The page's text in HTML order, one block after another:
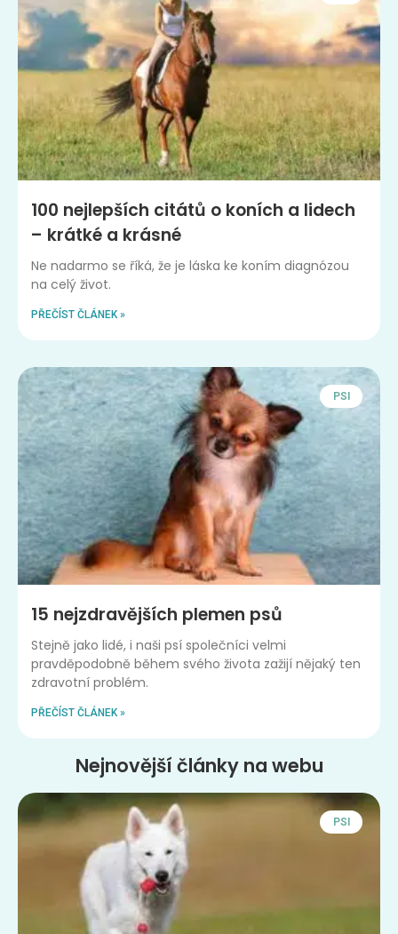
100 nejlepších citátů o koních a lidech
– krátké a krásné
Ne nadarmo se říká, že je láska ke koním diagnózou
na celý život.
PŘEČÍST ČLÁNEK »
PSI
15 nejzdravějších plemen psů
Stejně jako lidé, i naši psí společníci velmi
pravděpodobně během svého života zažijí nějaký ten
zdravotní problém.
PŘEČÍST ČLÁNEK »
Nejnovější články na webu
PSI